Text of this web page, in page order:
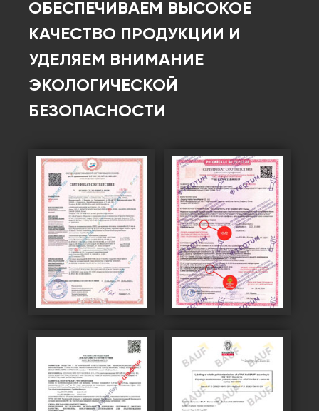
ОБЕСПЕЧИВАЕМ ВЫСОКОЕ
КАЧЕСТВО ПРОДУКЦИИ И
УДЕЛЯЕМ ВНИМАНИЕ
ЭКОЛОГИЧЕСКОЙ
БЕЗОПАСНОСТИ